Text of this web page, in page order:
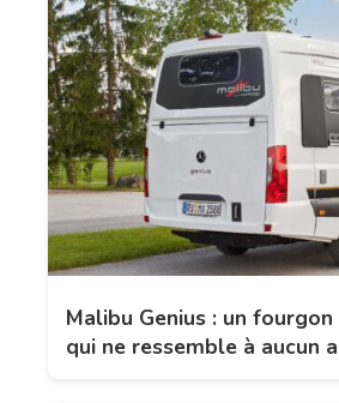
Malibu Genius : un
qui ne ressemble à aucun